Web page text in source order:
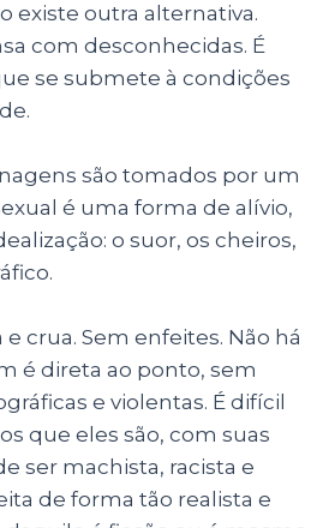
existe outra alternativa.
com desconhecidas. É
se submete à condições
são tomados por um
é uma forma de alívio,
o suor, os cheiros,
crua. Sem enfeites. Não há
é direta ao ponto, sem
e violentas. É difícil
que eles são, com suas
ser machista, racista e
de forma tão realista e